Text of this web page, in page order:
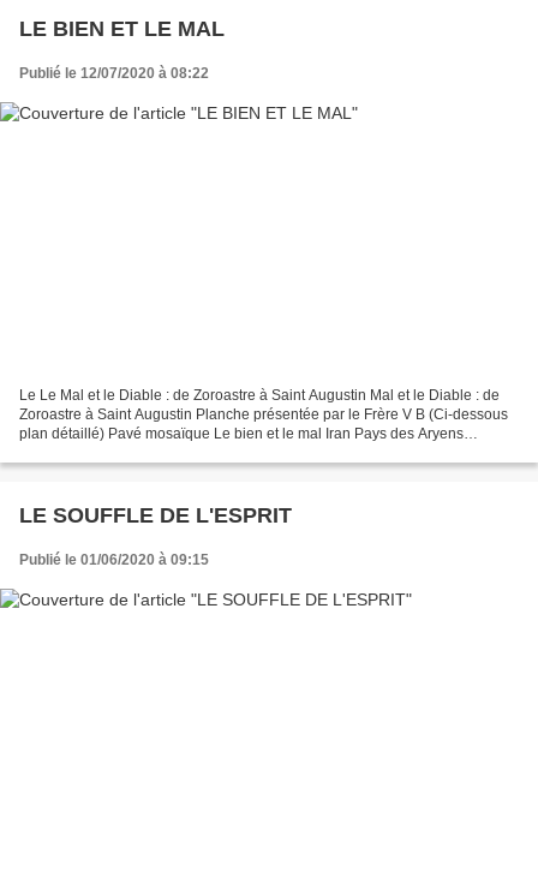
LE BIEN ET LE MAL
Publié le 12/07/2020 à 08:22
Le Le Mal et le Diable : de Zoroastre à Saint Augustin Mal et le Diable : de
Zoroastre à Saint Augustin Planche présentée par le Frère V B (Ci-dessous
plan détaillé) Pavé mosaïque Le bien et le mal Iran Pays des Aryens
LE SOUFFLE DE L'ESPRIT
Publié le 01/06/2020 à 09:15